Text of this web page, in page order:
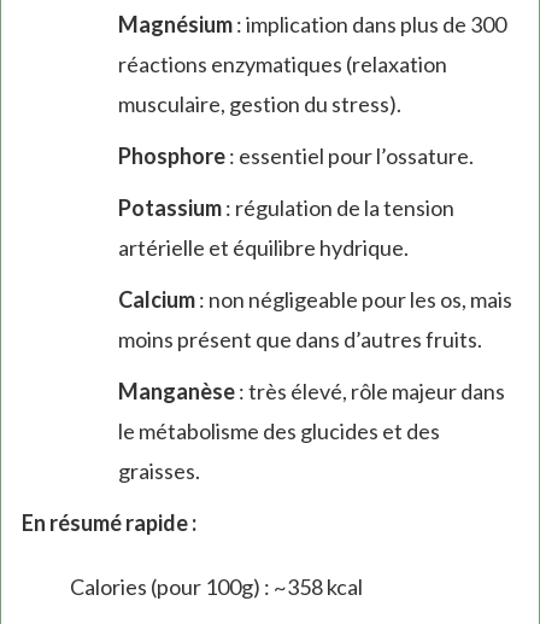
Magnésium: implication dans plus de 300
réactions enzymatiques (relaxation
musculaire, gestion du stress).
Phosphore: essentiel pour l’ossature.
Potassium: régulation de la tension
artérielle et équilibre hydrique.
Calcium: non négligeable pour les os, mais
moins présent que dans d’autres fruits.
Manganèse: très élevé, rôle majeur dans
le métabolisme des glucides et des
graisses.
En résumé rapide :
Calories (pour 100g) : ~358 kcal